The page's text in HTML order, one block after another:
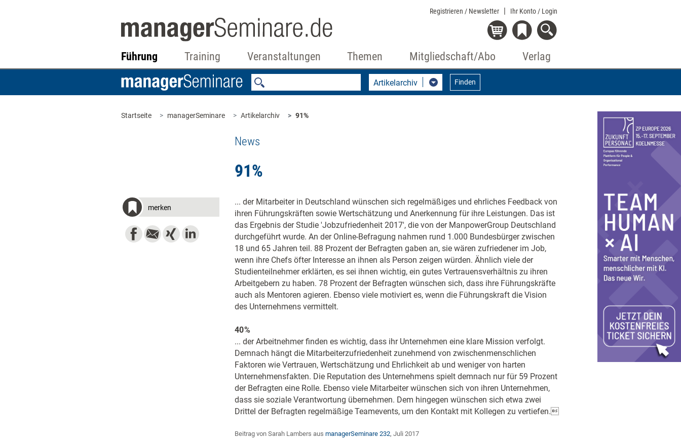
Registrieren / Newsletter Ihr Konto / Login
Führung Training Veranstaltungen Themen Mitgliedschaft/Abo Verlag
Artikelarchiv Finden
Startseite managerSeminare Artikelarchiv 91%
News
91%
merken
... der Mitarbeiter in Deutschland wünschen sich regelmäßiges und ehrliches Feedback von
ihren Führungskräften sowie Wertschätzung und Anerkennung für ihre Leistungen. Das ist
das Ergebnis der Studie 'Jobzufriedenheit 2017', die von der ManpowerGroup Deutschland
durchgeführt wurde. An der Online-Befragung nahmen rund 1.000 Bundesbürger zwischen
18 und 65 Jahren teil. 88 Prozent der Befragten gaben an, sie wären zufriedener im Job,
wenn ihre Chefs öfter Interesse an ihnen als Person zeigen würden. Ähnlich viele der
Studienteilnehmer erklärten, es sei ihnen wichtig, ein gutes Vertrauensverhältnis zu ihren
Arbeitgebern zu haben. 78 Prozent der Befragten wünschen sich, dass ihre Führungskräfte
auch als Mentoren agieren. Ebenso viele motiviert es, wenn die Führungskraft die Vision
des Unternehmens vermittelt.
40 %
... der Arbeitnehmer finden es wichtig, dass ihr Unternehmen eine klare Mission verfolgt.
Demnach hängt die Mitarbeiterzufriedenheit zunehmend von zwischenmenschlichen
Faktoren wie Vertrauen, Wertschätzung und Ehrlichkeit ab und weniger von harten
Unternehmensfakten. Die Reputation des Unternehmens spielt demnach nur für 59 Prozent
der Befragten eine Rolle. Ebenso viele Mitarbeiter wünschen sich von ihren Unternehmen,
dass sie soziale Verantwortung übernehmen. Dem hingegen wünschen sich etwa zwei
Drittel der Befragten regelmäßige Teamevents, um den Kontakt mit Kollegen zu vertiefen.
Beitrag von Sarah Lambers aus managerSeminare 232, Juli 2017